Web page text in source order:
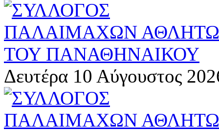
Δευτέρα 10 Αύγουστος